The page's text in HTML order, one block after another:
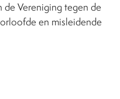
de Vereniging tegen de
en misleidende